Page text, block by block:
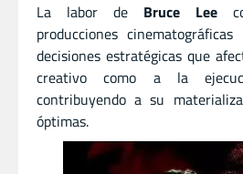
La labor de Bruce Lee
producciones
decisiones estratégicas que
creativo como a la
contribuyendo a su
óptimas.